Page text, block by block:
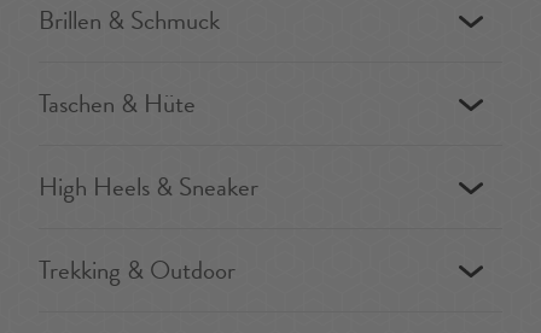
Brillen & Schmuck
Taschen & Hüte
High Heels & Sneaker
Trekking & Outdoor